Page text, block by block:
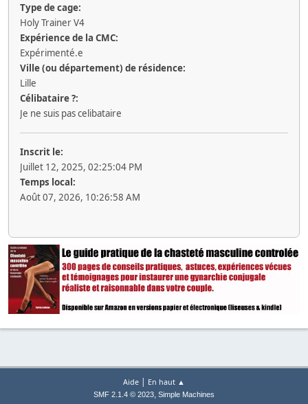
Type de cage:
Holy Trainer V4
Expérience de la CMC:
Expérimenté.e
Ville (ou département) de résidence:
Lille
Célibataire ?:
Je ne suis pas celibataire
Inscrit le:
Juillet 12, 2025, 02:25:04 PM
Temps local:
Août 07, 2026, 10:26:58 AM
Aide | En haut ▲
SMF 2.1.4 © 2023, Simple Machines